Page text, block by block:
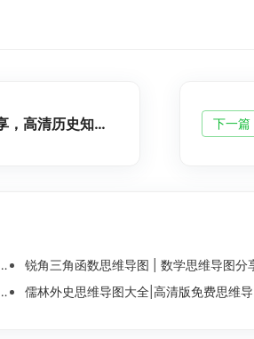
八年级上册历史知识点思维导图分享，高清历史知识脑图整理 下一篇
锐角三角函数思维导图 | 数学思维导图分
儒林外史思维导图大全|高清版免费思维